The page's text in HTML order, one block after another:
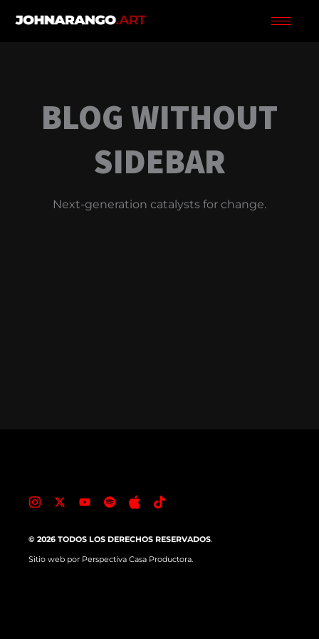
BLOG WITHOUT
SIDEBAR
Next-generation catalysts for change.
© 2026 TODOS LOS DERECHOS RESERVADOS.
Sitio web por Perspectiva Casa Productora.